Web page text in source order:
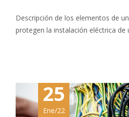
Descripción de los elementos de
protegen la instalación eléctrica de
25
Ene/22